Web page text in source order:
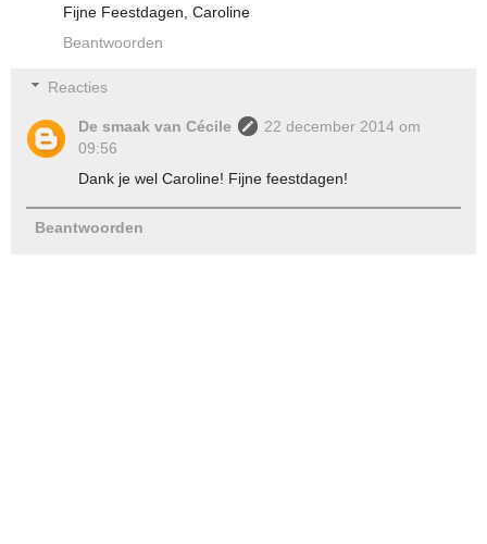
Fijne Feestdagen, Caroline
Beantwoorden
Reacties
De smaak van Cécile
22 december 2014 om
09:56
Dank je wel Caroline! Fijne feestdagen!
Beantwoorden